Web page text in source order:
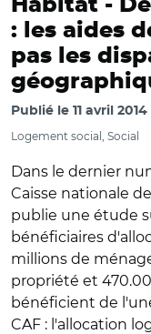
Habitat -
: les aides
pas les
Publié le 11 avril 2014
Logement social, Social
Dans le dernier
Caisse nationale
publie une étude
bénéficiaires
millions de
propriété et
bénéficient de
CAF : l'allocation